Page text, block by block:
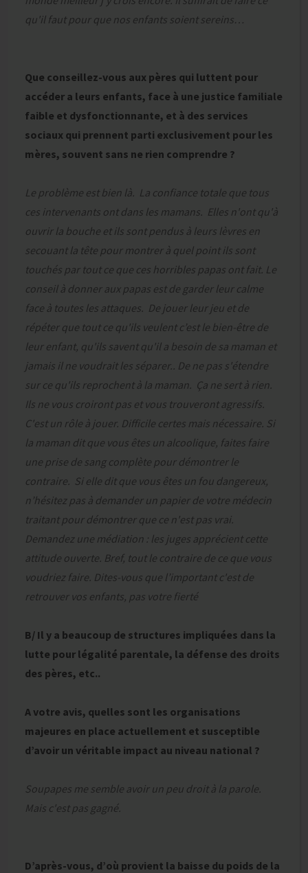
qu'il faut pour que nos enfants soient sereins…
Que conseillez-vous aux pères qui luttent pour
accéder a leurs enfants, face à une justice familiale
faible et dysfonctionnante, et à des services
sociaux qui prennent parti exclusivement pour les
mères, souvent sans ne rien comprendre ?
Le problème est bien là. La confiance totale que tous
ces intervenants ont dans les mamans. Elles n'ont qu'à
ouvrir la bouche et ils sont pendus à leurs lèvres en
secouant la tête pour montrer à quel point ils sont
touchés par tout ce que ces horribles papas ont fait. Le
conseil à donner aux papas est de garder leur calme
face à toutes les attaques. De jouer leur jeu et de
répéter que tout ce qu'ils veulent c’est le bien-être de
leur enfant, qu'ils savent qu'il a besoin de sa maman et
jamais il ne voudrait les séparer.. De ne pas s'étendre
sur ce qu'ils reprochent à la maman. Ça ne sert à rien.
Ils ne vous croiront pas et vous trouveront agressifs.
C'est un rôle à jouer. Difficile certes mais nécessaire. Si
la maman dit que vous êtes un alcoolique, faites faire
une prise de sang complète pour démontrer le
contraire. Si elle dit que vous êtes un fou dangereux,
n’hésitez pas à demander un papier de votre médecin
traitant pour démontrer que ce n'est pas vrai.
Demandez une médiation : les juges apprécient cette
attitude ouverte. Bref, tout le contraire de ce que vous
voudriez faire. Dites-vous que l’important c'est de
retrouver vos enfants, pas votre fierté
B/ Il y a beaucoup de structures impliquées dans la
lutte pour légalité parentale, la défense des droits
des pères, etc..
A votre avis, quelles sont les organisations
majeures en place actuellement et susceptible
d’avoir un véritable impact au niveau national ?
Soupapes me semble avoir un peu droit à la parole.
Mais c'est pas gagné.
D’après-vous, d’où provient la baisse du poids de la